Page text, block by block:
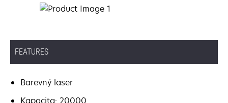
FEATURES
Barevný laser
Kapacita: 20000